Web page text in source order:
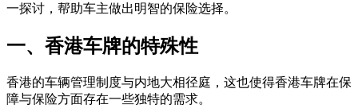
一探讨，帮助车主做出明智的保险选择。
一、香港车牌的特殊性
香港的车辆管理制度与内地大相径庭，这也使得香港车牌在保
障与保险方面存在一些独特的需求。